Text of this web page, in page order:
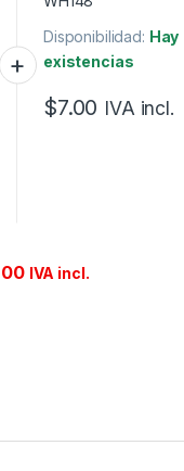
Disponibilidad: Hay
existencias
$7.00 IVA incl.
IVA incl.